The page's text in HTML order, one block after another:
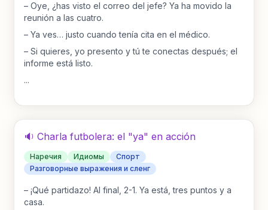
– Oye, ¿has visto el correo del jefe? Ya ha movido la
reunión a las cuatro.
– Ya ves… justo cuando tenía cita en el médico.
– Si quieres, yo presento y tú te conectas después; el
informe está listo.
...
🔉 Charla futbolera: el "ya" en acción
Наречия Идиомы
Спорт
Разговорные выражения и сленг
– ¡Qué partidazo! Al final, 2-1. Ya está, tres puntos y a
casa.